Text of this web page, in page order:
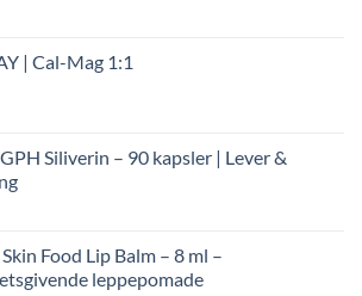
| Cal-Mag 1:1
Siliverin – 90 kapsler | Lever &
Food Lip Balm – 8 ml –
leppepomade